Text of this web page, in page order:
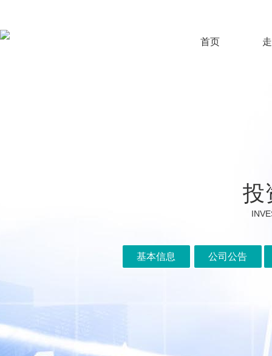
首页
投
基本信息 公司公告